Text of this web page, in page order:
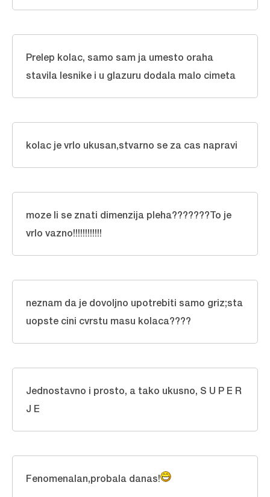
Prelep kolac, samo sam ja umesto oraha
stavila lesnike i u glazuru dodala malo cimeta
kolac je vrlo ukusan,stvarno se za cas napravi
moze li se znati dimenzija pleha???????To je
vrlo vazno!!!!!!!!!!!!
neznam da je dovoljno upotrebiti samo griz;sta
uopste cini cvrstu masu kolaca????
Jednostavno i prosto, a tako ukusno, S U P E R
J E
Fenomenalan,probala danas!